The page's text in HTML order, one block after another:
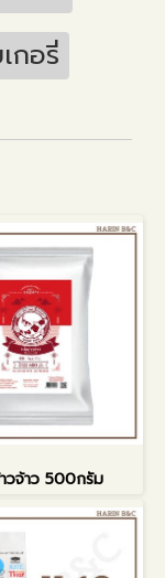
กอรี่
วจ้าว 500กรัม